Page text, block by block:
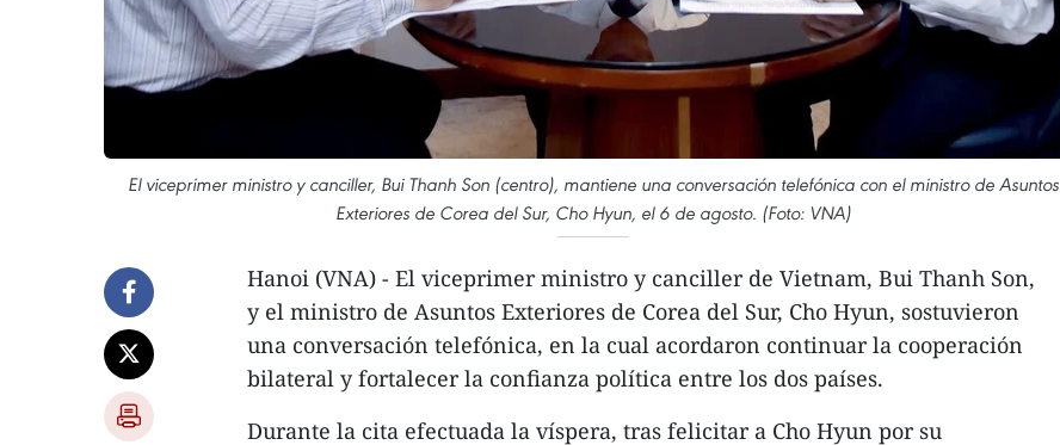
El viceprimer ministro y canciller, Bui Thanh Son (centro), mantiene una conversación telefónica con el ministro de Asuntos
Exteriores de Corea del Sur, Cho Hyun, el 6 de agosto. (Foto: VNA)
Hanoi (VNA) - El viceprimer ministro y canciller de Vietnam, Bui Thanh Son,
y el ministro de Asuntos Exteriores de Corea del Sur, Cho Hyun, sostuvieron
una conversación telefónica, en la cual acordaron continuar la cooperación
bilateral y fortalecer la confianza política entre los dos países.
Durante la cita efectuada la víspera, tras felicitar a Cho Hyun por su